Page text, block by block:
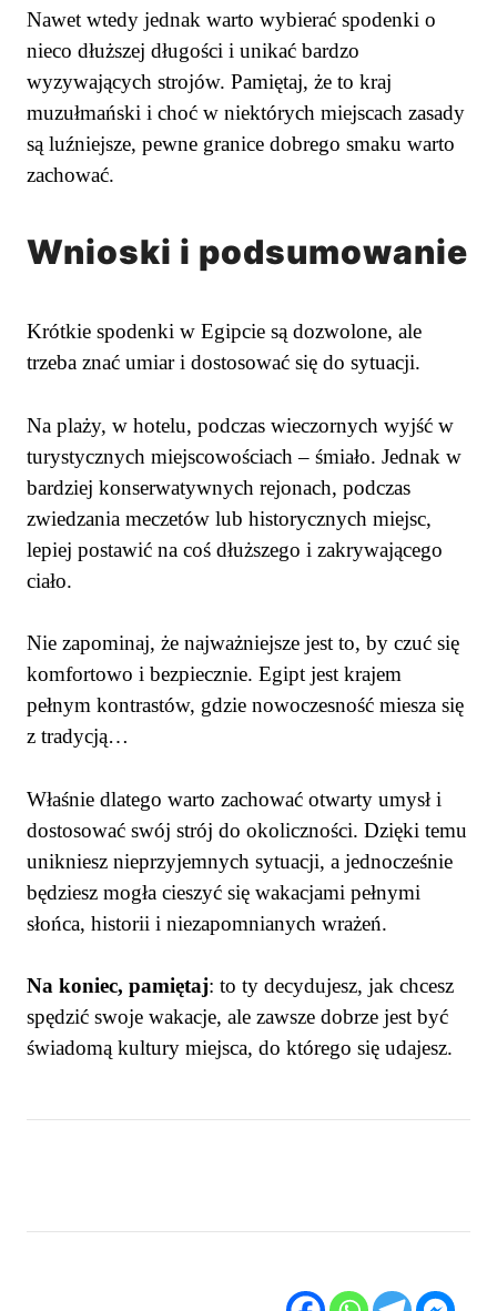
Nawet wtedy jednak warto wybierać spodenki o
nieco dłuższej długości i unikać bardzo
wyzywających strojów. Pamiętaj, że to kraj
muzułmański i choć w niektórych miejscach zasady
są luźniejsze, pewne granice dobrego smaku warto
zachować.
Wnioski i podsumowanie
Krótkie spodenki w Egipcie są dozwolone, ale
trzeba znać umiar i dostosować się do sytuacji.
Na plaży, w hotelu, podczas wieczornych wyjść w
turystycznych miejscowościach – śmiało. Jednak w
bardziej konserwatywnych rejonach, podczas
zwiedzania meczetów lub historycznych miejsc,
lepiej postawić na coś dłuższego i zakrywającego
ciało.
Nie zapominaj, że najważniejsze jest to, by czuć się
komfortowo i bezpiecznie. Egipt jest krajem
pełnym kontrastów, gdzie nowoczesność miesza się
z tradycją…
Właśnie dlatego warto zachować otwarty umysł i
dostosować swój strój do okoliczności. Dzięki temu
unikniesz nieprzyjemnych sytuacji, a jednocześnie
będziesz mogła cieszyć się wakacjami pełnymi
słońca, historii i niezapomnianych wrażeń.
Na koniec, pamiętaj: to ty decydujesz, jak chcesz
spędzić swoje wakacje, ale zawsze dobrze jest być
świadomą kultury miejsca, do którego się udajesz.